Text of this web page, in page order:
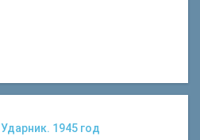
Ударник. 1945 год